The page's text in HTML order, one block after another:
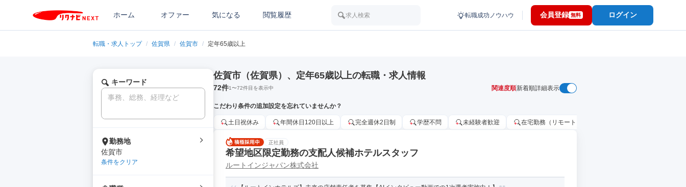
ホーム オファー 気になる 閲覧履歴 求人検索 転職成功ノウハウ 会員登録 無料 ログイン
転職・求人トップ / 佐賀県 / 佐賀市 / 定年65歳以上
キーワード
勤務地
佐賀市
条件をクリア
佐賀市（佐賀県）、定年65歳以上の転職・求人情報
72件1〜72件目を表示中 関連度順新着順詳細表示
こだわり条件の追加設定を忘れていませんか？
土日祝休み 年間休日120日以上 完全週休2日制 学歴不問 未経験者歓迎 在宅勤務（リモートワーク）OK
正社員
希望地区限定勤務の支配人候補ホテルスタッフ
ルートインジャパン株式会社